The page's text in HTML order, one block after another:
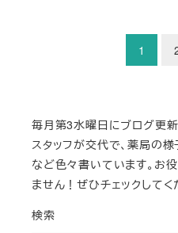
1
毎月第3水曜日にブログ更
スタッフが交代で、薬局の様
など色々書いています。お
ません！ぜひチェックしてく
検索